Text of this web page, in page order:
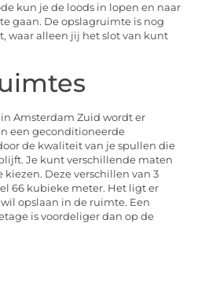
kun je de loods in lopen en naar
gaan. De opslagruimte is nog
waar alleen jij het slot van kunt
Amsterdam Zuid wordt er
een geconditioneerde
de kwaliteit van je spullen die
Je kunt verschillende maten
Deze verschillen van 3
66 kubieke meter. Het ligt er
opslaan in de ruimte. Een
is voordeliger dan op de